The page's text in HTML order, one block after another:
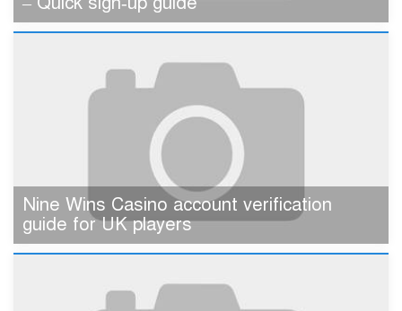
Nine Wins Casino account verification
guide for UK players